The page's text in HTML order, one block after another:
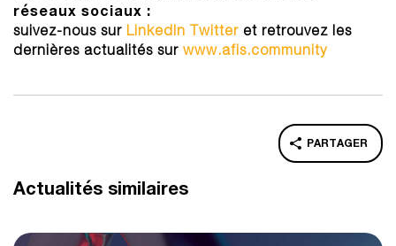
réseaux sociaux :
suivez-nous sur LinkedIn Twitter et retrouvez les
dernières actualités sur www.afis.community
PARTAGER
Actualités similaires